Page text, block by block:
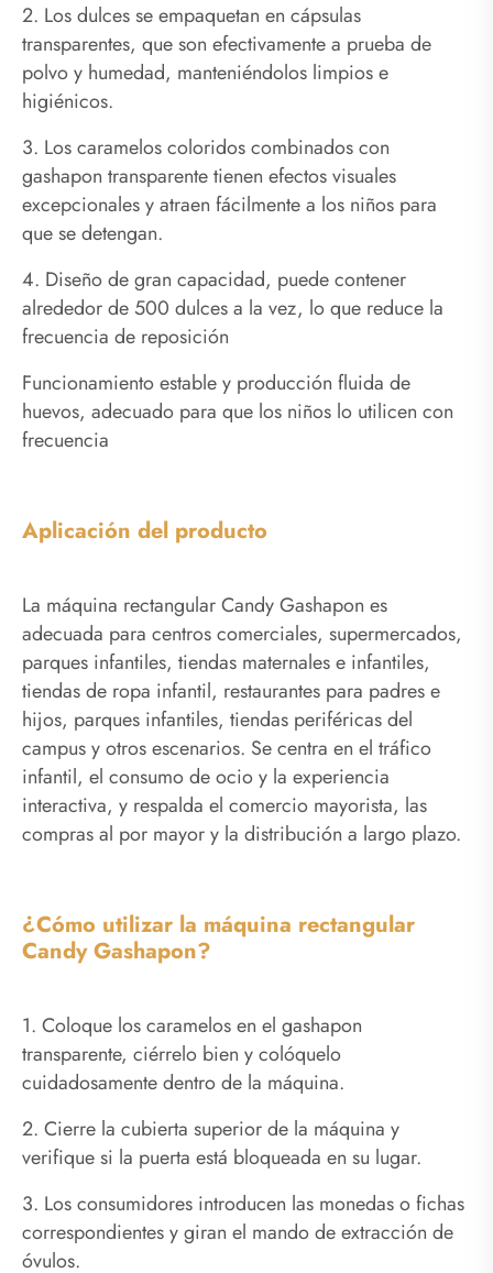
2. Los dulces se empaquetan en cápsulas
transparentes, que son efectivamente a prueba de
polvo y humedad, manteniéndolos limpios e
higiénicos.
3. Los caramelos coloridos combinados con
gashapon transparente tienen efectos visuales
excepcionales y atraen fácilmente a los niños para
que se detengan.
4. Diseño de gran capacidad, puede contener
alrededor de 500 dulces a la vez, lo que reduce la
frecuencia de reposición
Funcionamiento estable y producción fluida de
huevos, adecuado para que los niños lo utilicen con
frecuencia
Aplicación del producto
La máquina rectangular Candy Gashapon es
adecuada para centros comerciales, supermercados,
parques infantiles, tiendas maternales e infantiles,
tiendas de ropa infantil, restaurantes para padres e
hijos, parques infantiles, tiendas periféricas del
campus y otros escenarios. Se centra en el tráfico
infantil, el consumo de ocio y la experiencia
interactiva, y respalda el comercio mayorista, las
compras al por mayor y la distribución a largo plazo.
¿Cómo utilizar la máquina rectangular
Candy Gashapon?
1. Coloque los caramelos en el gashapon
transparente, ciérrelo bien y colóquelo
cuidadosamente dentro de la máquina.
2. Cierre la cubierta superior de la máquina y
verifique si la puerta está bloqueada en su lugar.
3. Los consumidores introducen las monedas o fichas
correspondientes y giran el mando de extracción de
óvulos.